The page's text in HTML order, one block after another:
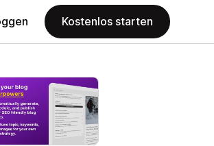
Kostenlos starten